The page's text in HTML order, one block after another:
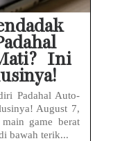
Ini
Padahal Auto-
August 7,
game berat
bawah terik...